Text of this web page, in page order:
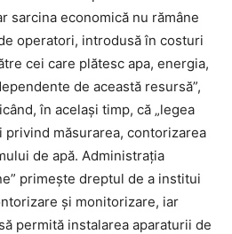
sarcina economică nu rămâne
operatori, introdusă în costuri
cei care plătesc apa, energia,
de această resursă”,
în același timp, că „legea
măsurarea, contorizarea
de apă. Administrația
primește dreptul de a institui
și monitorizare, iar
permită instalarea aparaturii de